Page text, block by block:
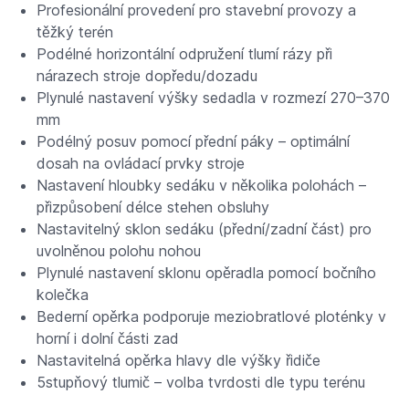
Profesionální provedení pro stavební provozy a
těžký terén
Podélné horizontální odpružení tlumí rázy při
nárazech stroje dopředu/dozadu
Plynulé nastavení výšky sedadla v rozmezí 270–370
mm
Podélný posuv pomocí přední páky – optimální
dosah na ovládací prvky stroje
Nastavení hloubky sedáku v několika polohách –
přizpůsobení délce stehen obsluhy
Nastavitelný sklon sedáku (přední/zadní část) pro
uvolněnou polohu nohou
Plynulé nastavení sklonu opěradla pomocí bočního
kolečka
Bederní opěrka podporuje meziobratlové ploténky v
horní i dolní části zad
Nastavitelná opěrka hlavy dle výšky řidiče
5stupňový tlumič – volba tvrdosti dle typu terénu